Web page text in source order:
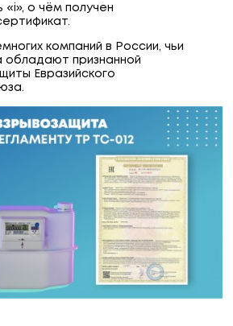
УСТАНОВКИ
«i», о чём получен
компаний в России, чьи
обладают признанной
Евразийского